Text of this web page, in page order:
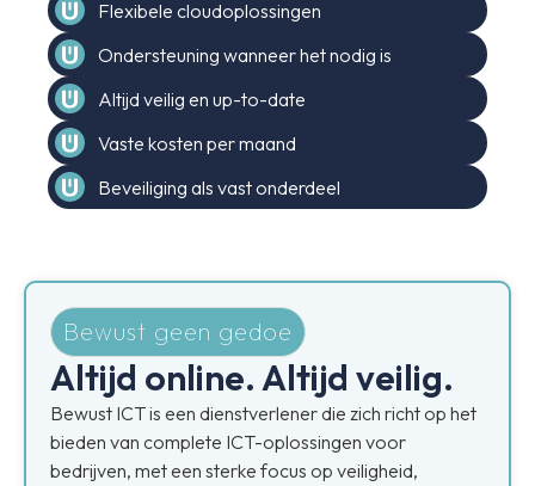
Flexibele cloudoplossingen
Ondersteuning wanneer het nodig is
Altijd veilig en up-to-date
Vaste kosten per maand
Beveiliging als vast onderdeel
Bewust geen gedoe
Altijd online. Altijd veilig.
Bewust ICT is een dienstverlener die zich richt op het
bieden van complete ICT-oplossingen voor
bedrijven, met een sterke focus op veiligheid,